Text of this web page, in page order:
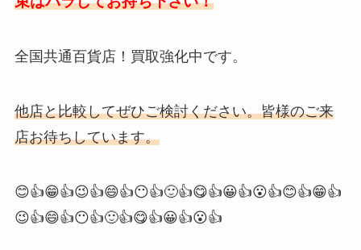
全国共通百貨店！買取強化中です。
他店と比較してぜひご検討ください。皆様のご来
店お待ちしています。
😊👍😁👍😉👍😄👍😶👍🙂👍😋👍😀👍😮👍😊👍😁👍
😉👍😄👍😶👍🙂👍😋👍😀👍😮👍